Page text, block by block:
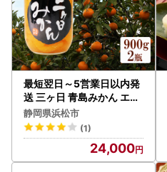
最短翌日～5営業日以内発
送 三ヶ日 青島みかん エキ
ストラライト シロップ漬
2本（900g×2本）【配送
不可：北海道・沖縄・離島
】 加工食品 瓶詰 果物 フル
ーツ コク 甘味 人気 特大
静岡県浜松市
(1)
24,000